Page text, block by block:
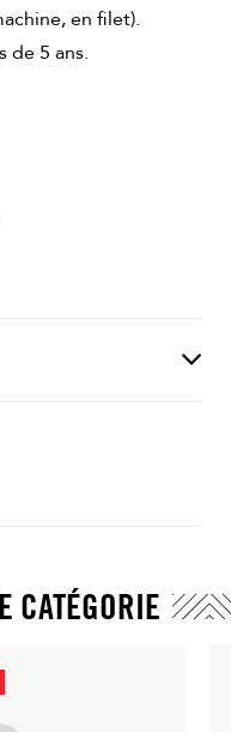
en filet).
de 5 ans.
CATÉGORIE